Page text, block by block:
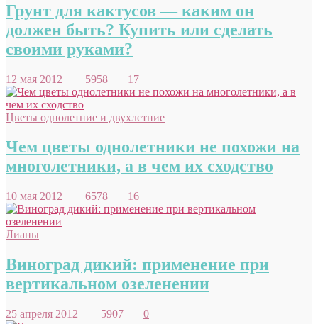
Грунт для кактусов — каким он
должен быть? Купить или сделать
своими руками?
12 мая 2012 5958 17
Цветы однолетние и двухлетние
Чем цветы однолетники не похожи на
многолетники, а в чем их сходство
10 мая 2012 6578 16
Лианы
Виноград дикий: применение при
вертикальном озеленении
25 апреля 2012 5907 0